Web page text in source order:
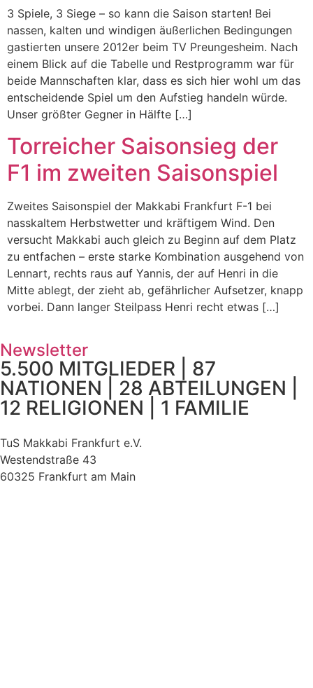
3 Spiele, 3 Siege – so kann die Saison starten! Bei
nassen, kalten und windigen äußerlichen Bedingungen
gastierten unsere 2012er beim TV Preungesheim. Nach
einem Blick auf die Tabelle und Restprogramm war für
beide Mannschaften klar, dass es sich hier wohl um das
entscheidende Spiel um den Aufstieg handeln würde.
Unser größter Gegner in Hälfte […]
Torreicher Saisonsieg der
F1 im zweiten Saisonspiel
Zweites Saisonspiel der Makkabi Frankfurt F-1 bei
nasskaltem Herbstwetter und kräftigem Wind. Den
versucht Makkabi auch gleich zu Beginn auf dem Platz
zu entfachen – erste starke Kombination ausgehend von
Lennart, rechts raus auf Yannis, der auf Henri in die
Mitte ablegt, der zieht ab, gefährlicher Aufsetzer, knapp
vorbei. Dann langer Steilpass Henri recht etwas […]
Newsletter
5.500 MITGLIEDER | 87
NATIONEN | 28 ABTEILUNGEN |
12 RELIGIONEN | 1 FAMILIE
TuS Makkabi Frankfurt e.V.
Westendstraße 43
60325 Frankfurt am Main